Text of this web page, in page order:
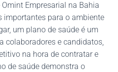
Empresarial na Bahia
importantes para o ambiente
um plano de saúde é um
colaboradores e candidatos,
na hora de contratar e
de saúde demonstra o